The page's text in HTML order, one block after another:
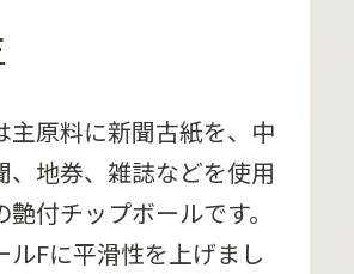
主原料に新聞古紙を、中
、地券、雑誌などを使用
艶付チップボールです。
ルFに平滑性を上げまし